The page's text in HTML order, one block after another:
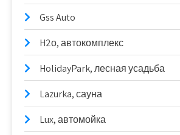
Gss Auto
H2о, автокомплекс
HolidayPark, лесная усадьба
Lazurka, сауна
Lux, автомойка